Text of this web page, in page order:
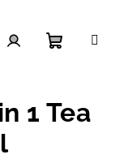
košík
1 Tea